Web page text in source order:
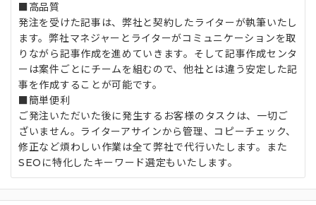
■高品質
発注を受けた記事は、弊社と契約したライターが執筆いたし
ます。弊社マネジャーとライターがコミュニケーションを取
りながら記事作成を進めていきます。そして記事作成センタ
ーは案件ごとにチームを組むので、他社とは違う安定した記
事を作成することが可能です。
■簡単便利
ご発注いただいた後に発生するお客様のタスクは、一切ご
ざいません。ライターアサインから管理、コピーチェック、
修正など煩わしい作業は全て弊社で代行いたします。また
SEOに特化したキーワード選定もいたします。